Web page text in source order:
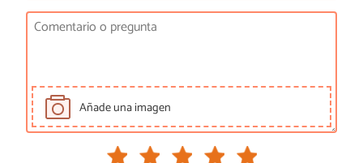
Añade una imagen